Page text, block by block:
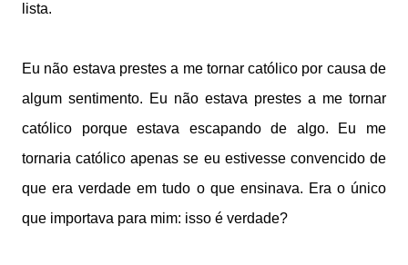
lista.
Eu não estava prestes a me tornar católico por causa de
algum sentimento. Eu não estava prestes a me tornar
católico porque estava escapando de algo. Eu me
tornaria católico apenas se eu estivesse convencido de
que era verdade em tudo o que ensinava. Era o único
que importava para mim: isso é verdade?